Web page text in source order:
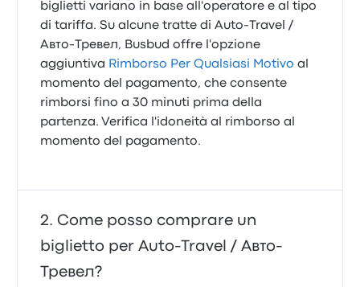
biglietti variano in base all'operatore e al tipo
di tariffa. Su alcune tratte di Auto-Travel /
Авто-Тревел, Busbud offre l'opzione
aggiuntiva Rimborso Per Qualsiasi Motivo al
momento del pagamento, che consente
rimborsi fino a 30 minuti prima della
partenza. Verifica l'idoneità al rimborso al
momento del pagamento.
Come posso comprare un
biglietto per Auto-Travel / Авто-
Тревел?